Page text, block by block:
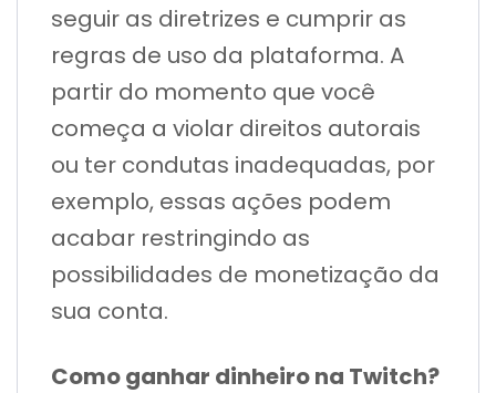
seguir as diretrizes e cumprir as
regras de uso da plataforma. A
partir do momento que você
começa a violar direitos autorais
ou ter condutas inadequadas, por
exemplo, essas ações podem
acabar restringindo as
possibilidades de monetização da
sua conta.
Como ganhar dinheiro na Twitch?